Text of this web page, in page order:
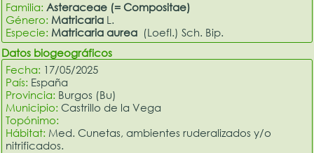
Familia:Asteraceae (= Compositae)
Género: Matricaria L.
Especie: Matricaria aurea (Loefl.) Sch. Bip.
Datos biogeográficos
Fecha: 17/05/2025
País: España
Provincia: Burgos (Bu)
Municipio:Castrillo de la Vega
Topónimo:
Hábitat: Med. Cunetas, ambientes ruderalizados y/o
nitrificados.